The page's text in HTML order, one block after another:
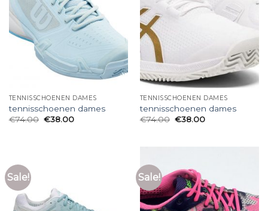
TENNISSCHOENEN DAMES
tennisschoenen dames
€74.00 €38.00
TENNISSCHOENEN DAMES
tennisschoenen dames
€74.00 €38.00
Sale! Sale!